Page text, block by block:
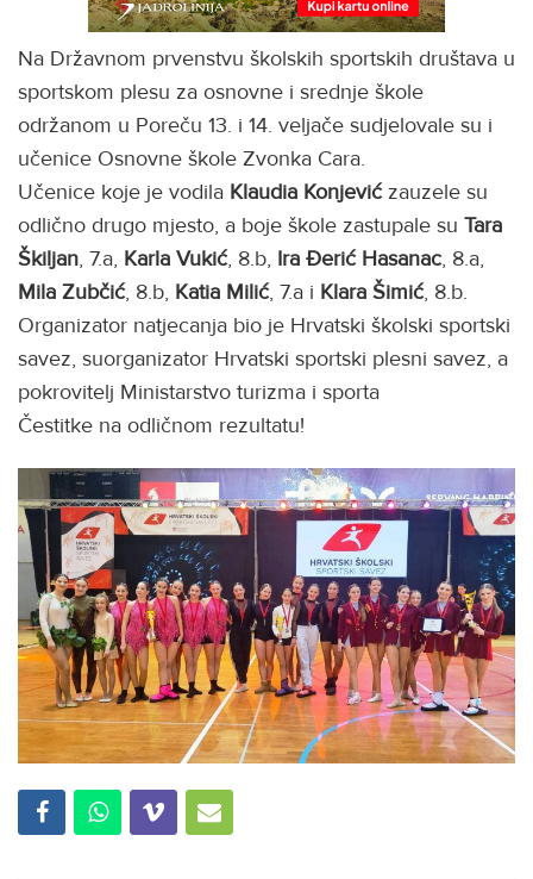
Na Državnom prvenstvu školskih sportskih društava u
sportskom plesu za osnovne i srednje škole
održanom u Poreču 13. i 14. veljače sudjelovale su i
učenice Osnovne škole Zvonka Cara.
Učenice koje je vodila Klaudia Konjevićzauzele su
odlično drugo mjesto, a boje škole zastupale su Tara
Škiljan, 7.a, Karla Vukić, 8.b, Ira Đerić Hasanac, 8.a,
Mila Zubčić, 8.b, Katia Milić, 7.a i Klara Šimić, 8.b.
Organizator natjecanja bio je Hrvatski školski sportski
savez, suorganizator Hrvatski sportski plesni savez, a
pokrovitelj Ministarstvo turizma i sporta
Čestitke na odličnom rezultatu!